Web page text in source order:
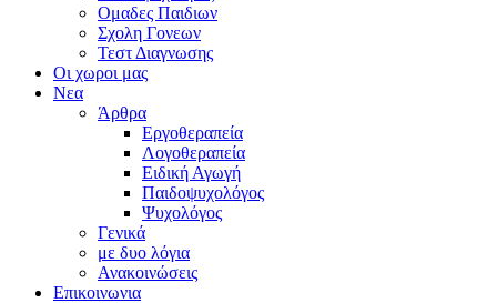
Ομαδες Παιδιων
Σχολη Γονεων
Τεστ Διαγνωσης
Οι χωροι μας
Νεα
Άρθρα
Εργοθεραπεία
Λογοθεραπεία
Ειδική Αγωγή
Παιδοψυχολόγος
Ψυχολόγος
Γενικά
με δυο λόγια
Ανακοινώσεις
Επικοινωνια